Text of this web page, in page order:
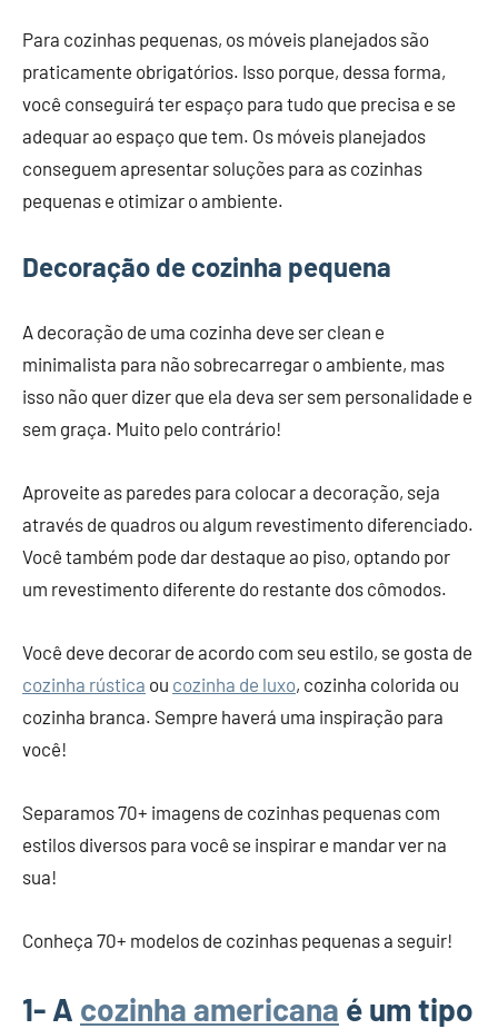
Para cozinhas pequenas, os móveis planejados são
praticamente obrigatórios. Isso porque, dessa forma,
você conseguirá ter espaço para tudo que precisa e se
adequar ao espaço que tem. Os móveis planejados
conseguem apresentar soluções para as cozinhas
pequenas e otimizar o ambiente.
Decoração de cozinha pequena
A decoração de uma cozinha deve ser clean e
minimalista para não sobrecarregar o ambiente, mas
isso não quer dizer que ela deva ser sem personalidade e
sem graça. Muito pelo contrário!
Aproveite as paredes para colocar a decoração, seja
através de quadros ou algum revestimento diferenciado.
Você também pode dar destaque ao piso, optando por
um revestimento diferente do restante dos cômodos.
Você deve decorar de acordo com seu estilo, se gosta de
cozinha rústica ou cozinha de luxo, cozinha colorida ou
cozinha branca. Sempre haverá uma inspiração para
você!
Separamos 70+ imagens de cozinhas pequenas com
estilos diversos para você se inspirar e mandar ver na
sua!
Conheça 70+ modelos de cozinhas pequenas a seguir!
1- A cozinha americana é um tipo